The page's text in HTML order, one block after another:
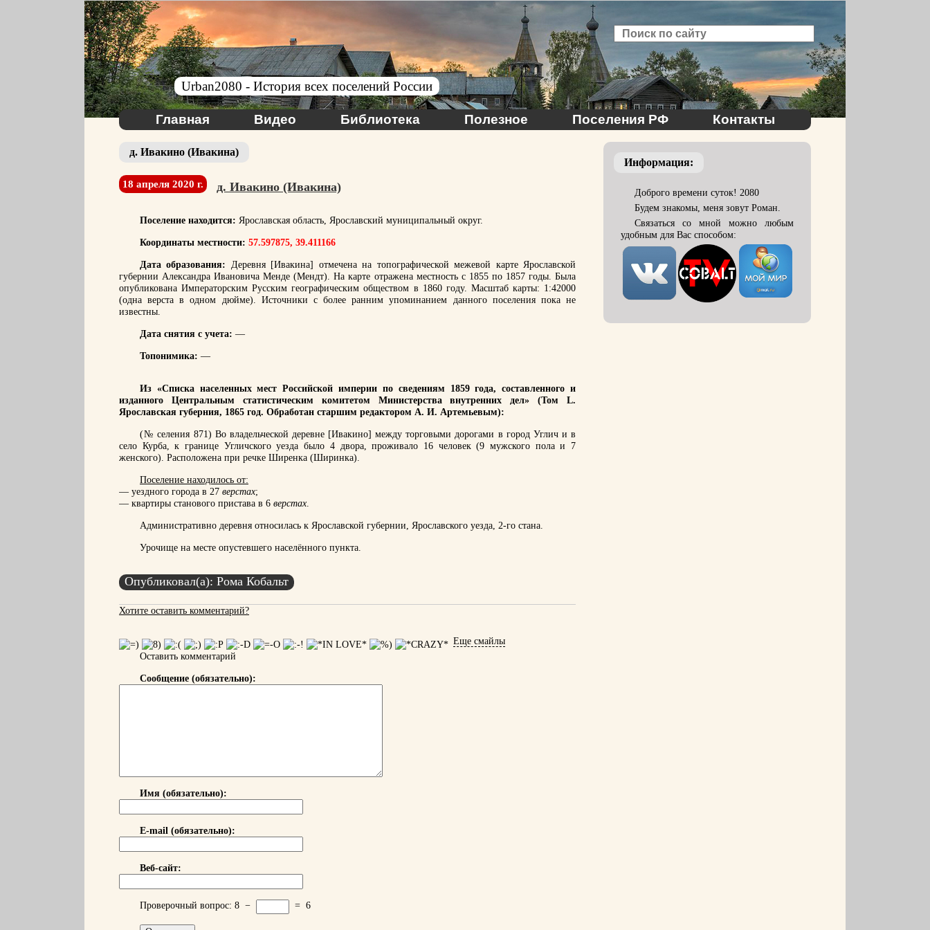
Urban2080 - История всех поселений России
Главная Видео Библиотека Полезное Поселения РФ Контакты
д. Ивакино (Ивакина)
18 апреля 2020 г. д. Ивакино (Ивакина)
Поселение находится: Ярославская область, Ярославский муниципальный округ.
Координаты местности: 57.597875, 39.411166
Дата образования: Деревня [Ивакина] отмечена на топографической межевой карте Ярославской
губернии Александра Ивановича Менде (Мендт). На карте отражена местность с 1855 по 1857 годы. Была
опубликована Императорским Русским географическим обществом в 1860 году. Масштаб карты: 1:42000
(одна верста в одном дюйме). Источники с более ранним упоминанием данного поселения пока не
известны.
Дата снятия с учета: —
Топонимика: —
Из «Списка населенных мест Российской империи по сведениям 1859 года, составленного и
изданного Центральным статистическим комитетом Министерства внутренних дел» (Том L.
Ярославская губерния, 1865 год. Обработан старшим редактором А. И. Артемьевым):
(№ селения 871) Во владельческой деревне [Ивакино] между торговыми дорогами в город Углич и в
село Курба, к границе Угличского уезда было 4 двора, проживало 16 человек (9 мужского пола и 7
женского). Расположена при речке Ширенка (Ширинка).
Поселение находилось от:
— уездного города в 27 верстах;
— квартиры станового пристава в 6 верстах.
Административно деревня относилась к Ярославской губернии, Ярославского уезда, 2-го стана.
Урочище на месте опустевшего населённого пункта.
Опубликовал(а): Рома Кобальт
Хотите оставить комментарий?
Еще смайлы
Оставить комментарий
Сообщение (обязательно):
Имя (обязательно):
E-mail (обязательно):
Веб-сайт:
Проверочный вопрос: 8 − = 6
Информация:
Доброго времени суток! 2080
Будем знакомы, меня зовут Роман.
Связаться со мной можно любым
удобным для Вас способом: